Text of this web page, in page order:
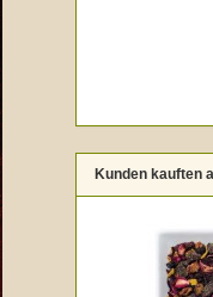
Kunden kauften